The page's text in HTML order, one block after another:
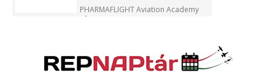
PHARMAFLIGHT Aviation Academy
Kft.